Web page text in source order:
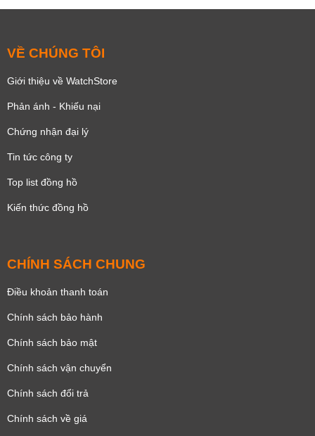
VỀ CHÚNG TÔI
Giới thiệu về WatchStore
Phản ánh - Khiếu nại
Chứng nhận đại lý
Tin tức công ty
Top list đồng hồ
Kiến thức đồng hồ
CHÍNH SÁCH CHUNG
Điều khoản thanh toán
Chính sách bảo hành
Chính sách bảo mật
Chính sách vận chuyển
Chính sách đổi trả
Chính sách về giá